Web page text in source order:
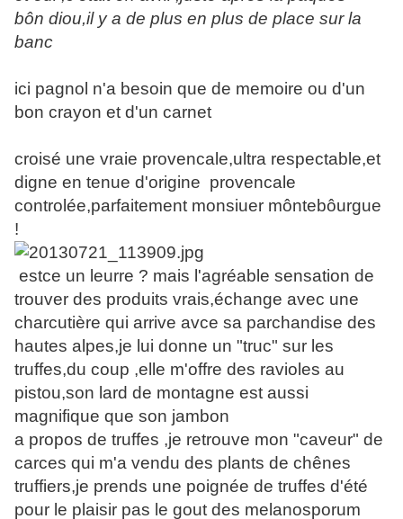
bôn diou,il y a de plus en plus de place sur la
banc
ici pagnol n'a besoin que de memoire ou d'un
bon crayon et d'un carnet
croisé une vraie provencale,ultra respectable,et
digne en tenue d'origine provencale
controlée,parfaitement monsiuer môntebôurgue
!
estce un leurre ? mais l'agréable sensation de
trouver des produits vrais,échange avec une
charcutière qui arrive avce sa parchandise des
hautes alpes,je lui donne un "truc" sur les
truffes,du coup ,elle m'offre des ravioles au
pistou,son lard de montagne est aussi
magnifique que son jambon
a propos de truffes ,je retrouve mon "caveur" de
carces qui m'a vendu des plants de chênes
truffiers,je prends une poignée de truffes d'été
pour le plaisir pas le gout des melanosporum